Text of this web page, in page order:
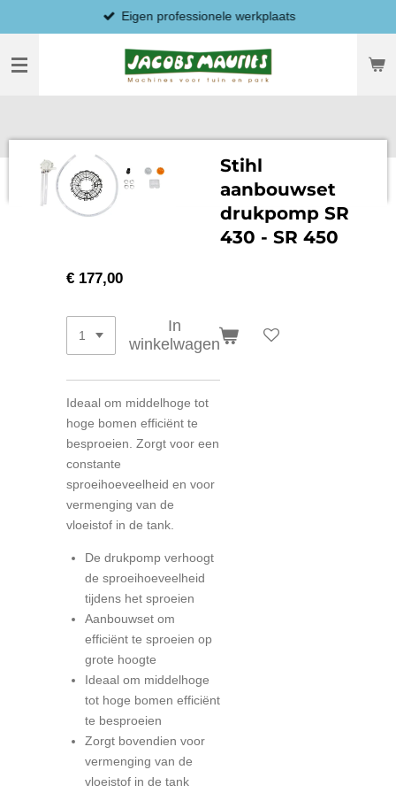
direct
naar
hoofdinhoud
Eigen professionele werkplaats
Stihl
aanbouwset
drukpomp SR
430 - SR 450
€ 177,00
In
winkelwagen
Ideaal om middelhoge tot
hoge bomen efficiënt te
besproeien. Zorgt voor een
constante
sproeihoeveelheid en voor
vermenging van de
vloeistof in de tank.
De drukpomp verhoogt
de sproeihoeveelheid
tijdens het sproeien
Aanbouwset om
efficiënt te sproeien op
grote hoogte
Ideaal om middelhoge
tot hoge bomen efficiënt
te besproeien
Zorgt bovendien voor
vermenging van de
vloeistof in de tank